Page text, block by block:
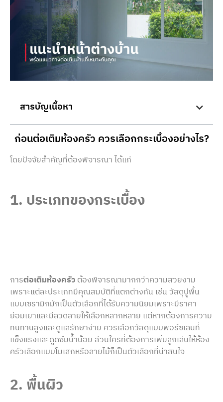
สารบัญเนื้อหา
ก่อนต่อเติมห้องครัว ควรเลือกกระเบื้องอย่างไร?
โดยปัจจัยสำคัญที่ต้องพิจารณา ได้แก่
1. ประเภทของกระเบื้อง
การต่อเติมห้องครัวต้องพิจารณามากกว่าความสวยงาม
เพราะแต่ละประเภทมีคุณสมบัติที่แตกต่างกัน เช่น วัสดุปูพื้น
แบบเซรามิกมักเป็นตัวเลือกที่ได้รับความนิยมเพราะมีราคา
ย่อมเยาและมีลวดลายให้เลือกหลากหลาย แต่หากต้องการความ
ทนทานสูงและดูแลรักษาง่าย ควรเลือกวัสดุแบบพอร์ซเลนที่
แข็งแรงและดูดซึมน้ำน้อย ส่วนใครที่ต้องการเพิ่มลูกเล่นให้ห้อง
ครัวเลือกแบบโมเสกหรือลายไม้ก็เป็นตัวเลือกที่น่าสนใจ
2. พื้นผิว